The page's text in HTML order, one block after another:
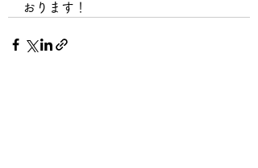
おります！